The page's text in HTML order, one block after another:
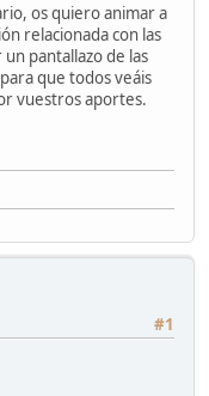
os quiero animar a
relacionada con las
pantallazo de las
que todos veáis
vuestros aportes.
#1